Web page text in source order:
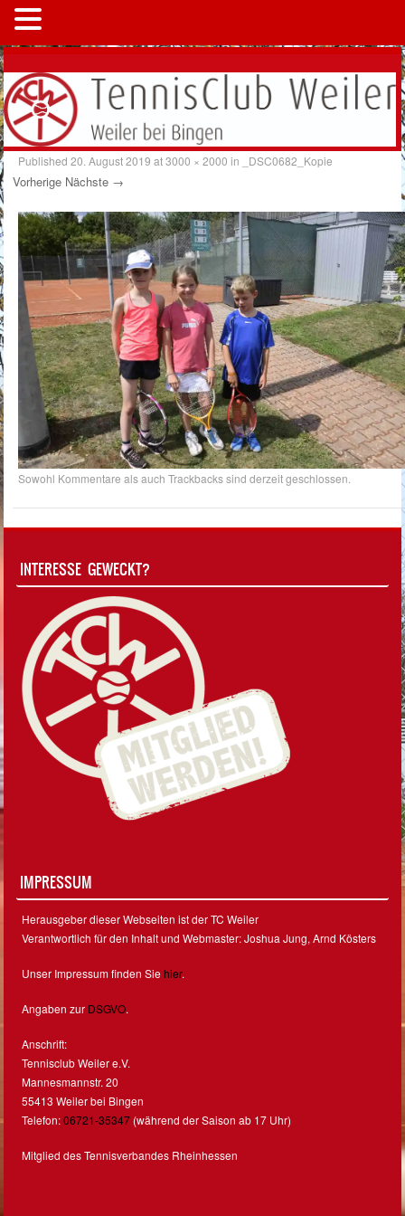
Published20. August 2019 at3000 × 2000 in _DSC0682_Kopie
Vorherige Nächste →
Sowohl Kommentare als auch Trackbacks sind derzeit geschlossen.
INTERESSE GEWECKT?
IMPRESSUM
Herausgeber dieser Webseiten ist der TC Weiler
Verantwortlich für den Inhalt und Webmaster: Joshua Jung, Arnd Kösters
Unser Impressum finden Siehier.
Angaben zur DSGVO.
Anschrift:
Tennisclub Weiler e.V.
Mannesmannstr. 20
55413 Weiler bei Bingen
Telefon:06721-35347 (während der Saison ab 17 Uhr)
Mitglied des Tennisverbandes Rheinhessen